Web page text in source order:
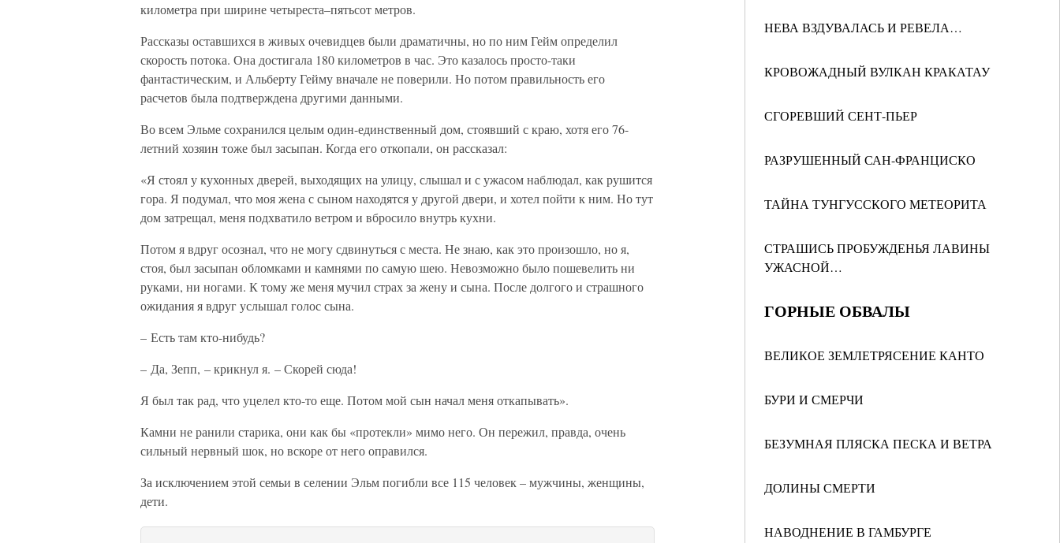
НЕВА ВЗДУВАЛАСЬ И РЕВЕЛА…
КРОВОЖАДНЫЙ ВУЛКАН КРАКАТАУ
СГОРЕВШИЙ СЕНТ-ПЬЕР
РАЗРУШЕННЫЙ САН-ФРАНЦИСКО
ТАЙНА ТУНГУССКОГО МЕТЕОРИТА
СТРАШИСЬ ПРОБУЖДЕНЬЯ ЛАВИНЫ
УЖАСНОЙ…
ГОРНЫЕ ОБВАЛЫ
ВЕЛИКОЕ ЗЕМЛЕТРЯСЕНИЕ КАНТО
БУРИ И СМЕРЧИ
БЕЗУМНАЯ ПЛЯСКА ПЕСКА И ВЕТРА
ДОЛИНЫ СМЕРТИ
НАВОДНЕНИЕ В ГАМБУРГЕ
километра при ширине четыреста–пятьсот метров.
Рассказы оставшихся в живых очевидцев были драматичны, но по ним Гейм определил
скорость потока. Она достигала 180 километров в час. Это казалось просто-таки
фантастическим, и Альберту Гейму вначале не поверили. Но потом правильность его
расчетов была подтверждена другими данными.
Во всем Эльме сохранился целым один-единственный дом, стоявший с краю, хотя его 76-
летний хозяин тоже был засыпан. Когда его откопали, он рассказал:
«Я стоял у кухонных дверей, выходящих на улицу, слышал и с ужасом наблюдал, как рушится
гора. Я подумал, что моя жена с сыном находятся у другой двери, и хотел пойти к ним. Но тут
дом затрещал, меня подхватило ветром и вбросило внутрь кухни.
Потом я вдруг осознал, что не могу сдвинуться с места. Не знаю, как это произошло, но я,
стоя, был засыпан обломками и камнями по самую шею. Невозможно было пошевелить ни
руками, ни ногами. К тому же меня мучил страх за жену и сына. После долгого и страшного
ожидания я вдруг услышал голос сына.
– Есть там кто-нибудь?
– Да, Зепп, – крикнул я. – Скорей сюда!
Я был так рад, что уцелел кто-то еще. Потом мой сын начал меня откапывать».
Камни не ранили старика, они как бы «протекли» мимо него. Он пережил, правда, очень
сильный нервный шок, но вскоре от него оправился.
За исключением этой семьи в селении Эльм погибли все 115 человек – мужчины, женщины,
дети.